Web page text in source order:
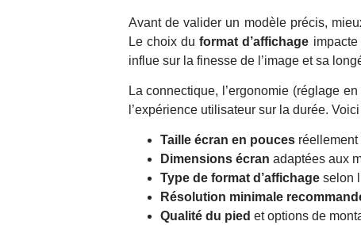
Avant de valider un modèle précis,
Le choix duformat d’affichage
influe sur la finesse de l’image et sa
La connectique, l’ergonomie (réglage
l’expérience utilisateur sur la durée.
Taille écran en poucesréellement
Dimensions écran adaptées aux
Type de format d’affichageselon
Résolution minimale
Qualité du pied et options de